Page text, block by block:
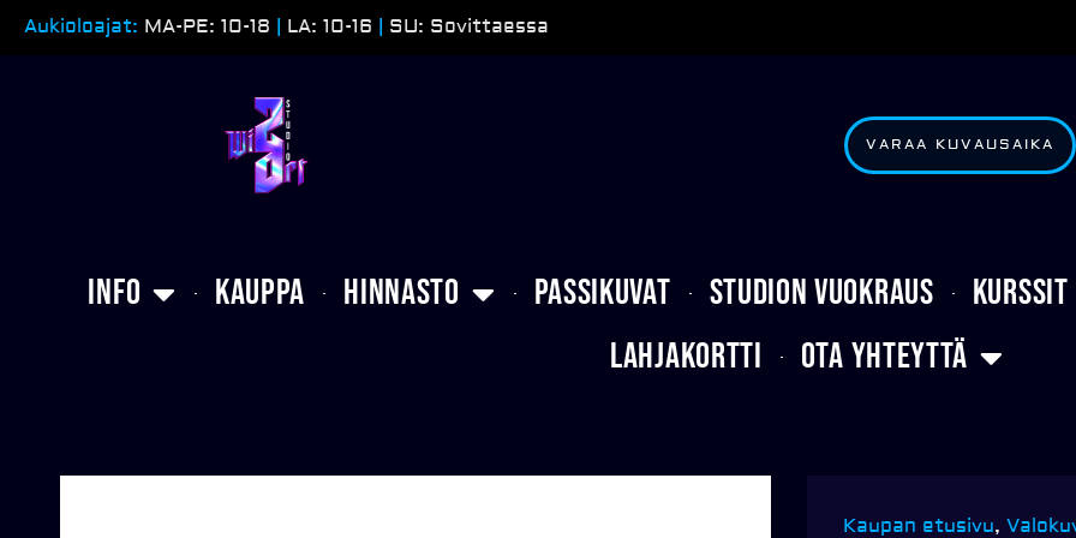
Siirry
Aukioloajat: MA-PE: 10-18 LA: 10-16 SU: Sovittaessa
VARAA KUVAUSAIKA
Info Kauppa Hinnasto Passikuvat Studion vuokraus Kurssit
Lahjakortti
Ota yhteyttä
Kaupan etusivu,